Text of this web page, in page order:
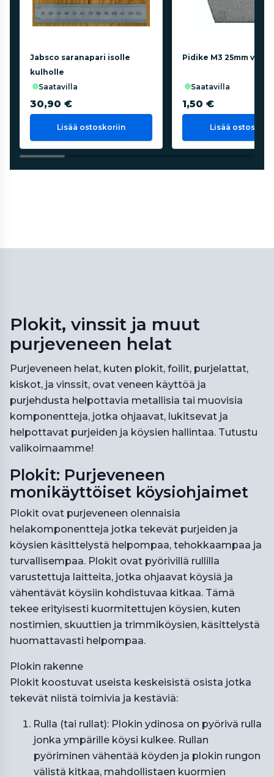
Jabsco saranapari isolle
kulholle
saatavilla
30,90 €
Lisää ostoskoriin
Pidike M3 25mm
saatavilla
1,50 €
Lisää
Plokit, vinssit ja muut
purjeveneen helat
Purjeveneen helat, kuten plokit, foilit, purjelattat,
kiskot, ja vinssit, ovat veneen käyttöä ja
purjehdusta helpottavia metallisia tai muovisia
komponentteja, jotka ohjaavat, lukitsevat ja
helpottavat purjeiden ja köysien hallintaa. Tutustu
valikoimaamme!
Plokit: Purjeveneen
monikäyttöiset köysiohjaimet
Plokit ovat purjeveneen olennaisia
helakomponentteja jotka tekevät purjeiden ja
köysien käsittelystä helpompaa, tehokkaampaa ja
turvallisempaa. Plokit ovat pyörivillä rullilla
varustettuja laitteita, jotka ohjaavat köysiä ja
vähentävät köysiin kohdistuvaa kitkaa. Tämä
tekee erityisesti kuormitettujen köysien, kuten
nostimien, skuuttien ja trimmiköysien, käsittelystä
huomattavasti helpompaa.
Plokin rakenne
Plokit koostuvat useista keskeisistä osista jotka
tekevät niistä toimivia ja kestäviä:
Rulla (tai rullat): Plokin ydinosa on pyörivä rulla
jonka ympärille köysi kulkee. Rullan
pyöriminen vähentää köyden ja plokin rungon
välistä kitkaa, mahdollistaen kuormien